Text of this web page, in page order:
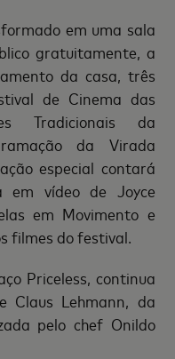
em uma sala
gratuitamente, a
da casa, três
de Cinema das
Tradicionais da
da Virada
especial contará
vídeo de Joyce
em Movimento e
filmes do festival.
Priceless, continua
Claus Lehmann, da
pelo chef Onildo